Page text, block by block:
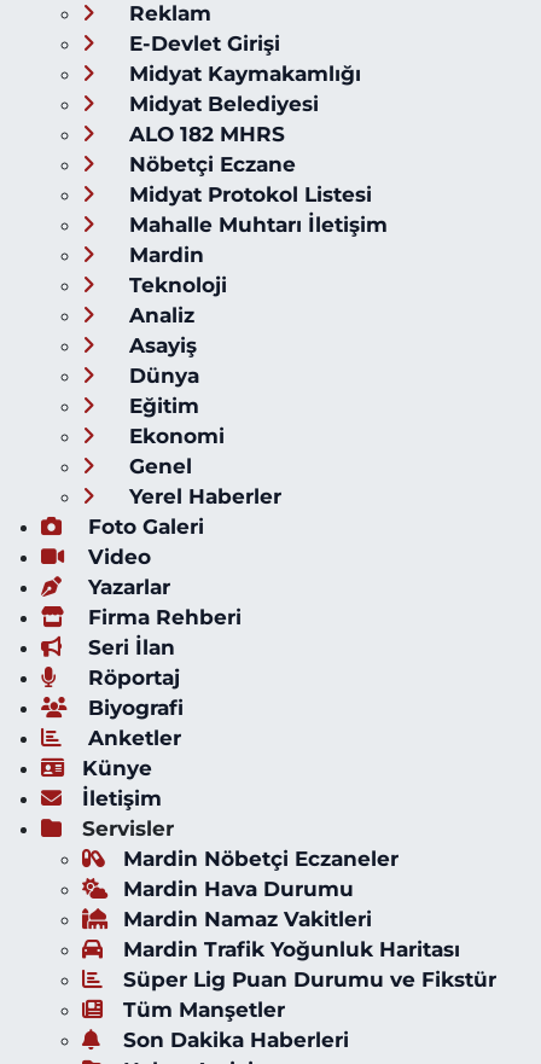
Reklam
E-Devlet Girişi
Midyat Kaymakamlığı
Midyat Belediyesi
ALO 182 MHRS
Nöbetçi Eczane
Midyat Protokol Listesi
Mahalle Muhtarı İletişim
Mardin
Teknoloji
Analiz
Asayiş
Dünya
Eğitim
Ekonomi
Genel
Yerel Haberler
Foto Galeri
Video
Yazarlar
Firma Rehberi
Seri İlan
Röportaj
Biyografi
Anketler
Künye
İletişim
Servisler
Mardin Nöbetçi Eczaneler
Mardin Hava Durumu
Mardin Namaz Vakitleri
Mardin Trafik Yoğunluk Haritası
Süper Lig Puan Durumu ve Fikstür
Tüm Manşetler
Son Dakika Haberleri